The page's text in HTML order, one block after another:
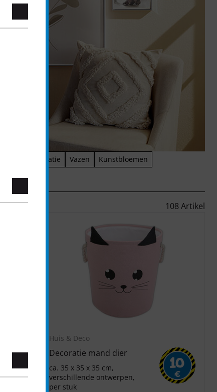
Tafeldecoratie Vazen
Kunstbloemen
108 Artikel
8 €
Huis & Deco
Decoratie mand dier
ca. 35 x 35 x 35 cm,
verschillende ontwerpen,
per stuk
10
€